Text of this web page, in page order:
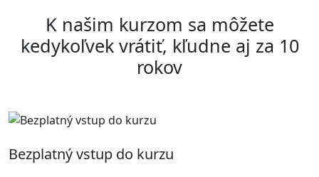
K našim kurzom sa môžete
kedykoľvek vrátiť, kľudne aj za 10
rokov
Bezplatný vstup do kurzu